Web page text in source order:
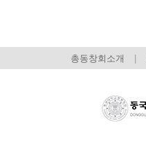
총동창회소개